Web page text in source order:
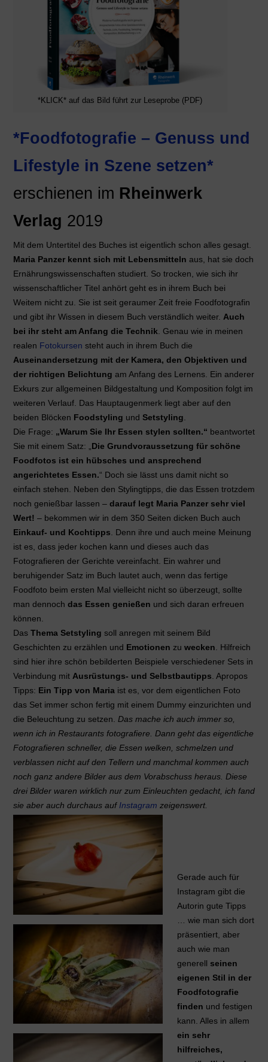
*KLICK* auf das Bild führt zur Leseprobe (PDF)
*Foodfotografie – Genuss und
Lifestyle in Szene setzen*
erschienen im Rheinwerk
Verlag 2019
Mit dem Untertitel des Buches ist eigentlich schon alles gesagt.
Maria Panzer kennt sich mit Lebensmitteln aus, hat sie doch
Ernährungswissenschaften studiert. So trocken, wie sich ihr
wissenschaftlicher Titel anhört geht es in ihrem Buch bei
Weitem nicht zu. Sie ist seit geraumer Zeit freie Foodfotografin
und gibt ihr Wissen in diesem Buch verständlich weiter. Auch
bei ihr steht am Anfang die Technik . Genau wie in meinen
realen Fotokursen steht auch in ihrem Buch die
Auseinandersetzung mit der Kamera, den Objektiven und
der richtigen Belichtung am Anfang des Lernens. Ein anderer
Exkurs zur allgemeinen Bildgestaltung und Komposition folgt im
weiteren Verlauf. Das Hauptaugenmerk liegt aber auf den
beiden Blöcken Foodstyling und Setstyling
Die Frage: „Warum Sie Ihr Essen stylen sollten.“ beantwortet
Sie mit einem Satz: „ Die Grundvoraussetzung für schöne
Foodfotos ist ein hübsches und ansprechend
angerichtetes Essen.“ Doch sie lässt uns damit nicht so
einfach stehen. Neben den Stylingtipps, die das Essen trotzdem
noch genießbar lassen – darauf legt Maria Panzer sehr viel
Wert! – bekommen wir in dem 350 Seiten dicken Buch auch
Einkauf- und Kochtipps . Denn ihre und auch meine Meinung
ist es, dass jeder kochen kann und dieses auch das
Fotografieren der Gerichte vereinfacht. Ein wahrer und
beruhigender Satz im Buch lautet auch, wenn das fertige
Foodfoto beim ersten Mal vielleicht nicht so überzeugt, sollte
man dennoch das Essen genießen und sich daran erfreuen
können.
Das Thema Setstyling soll anregen mit seinem Bild
Geschichten zu erzählen und Emotionen zu wecken . Hilfreich
sind hier ihre schön bebilderten Beispiele verschiedener Sets in
Verbindung mit Ausrüstungs- und Selbstbautipps . Apropos
Tipps: Ein Tipp von Maria ist es, vor dem eigentlichen Foto
das Set immer schon fertig mit einem Dummy einzurichten und
die Beleuchtung zu setzen. Das mache ich auch immer so,
wenn ich in Restaurants fotografiere. Dann geht das eigentliche
Fotografieren schneller, die Essen welken, schmelzen und
verblassen nicht auf den Tellern und manchmal kommen auch
noch ganz andere Bilder aus dem Vorabschuss heraus. Diese
drei Bilder waren wirklich nur zum Einleuchten gedacht, ich fand
sie aber auch durchaus auf Instagram zeigenswert.
Gerade auch für
Instagram gibt die
Autorin gute Tipps
… wie man sich dort
präsentiert, aber
auch wie man
generell seinen
eigenen Stil in der
Foodfotografie
finden und festigen
kann. Alles in allem
ein sehr
hilfreiches,